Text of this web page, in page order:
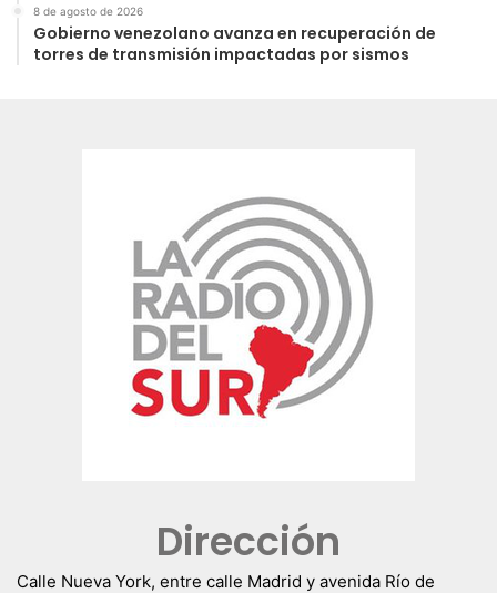
8 de agosto de 2026
Gobierno venezolano avanza en recuperación de
torres de transmisión impactadas por sismos
Dirección
Calle Nueva York, entre calle Madrid y avenida Río de